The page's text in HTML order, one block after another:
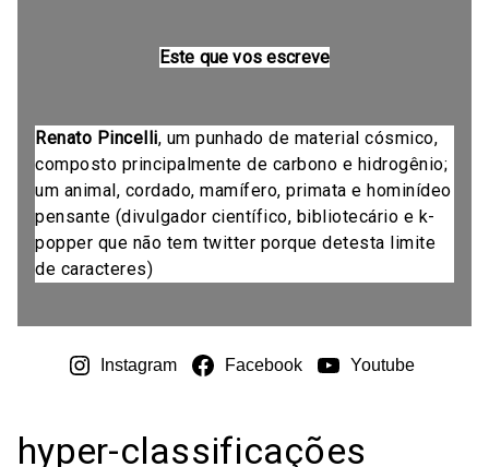
Este que vos escreve
Renato Pincelli, um punhado de material cósmico,
composto principalmente de carbono e hidrogênio;
um animal, cordado, mamífero, primata e hominídeo
pensante (divulgador científico, bibliotecário e k-
popper que não tem twitter porque detesta limite
de caracteres)
Instagram Facebook Youtube
hyper-classificações